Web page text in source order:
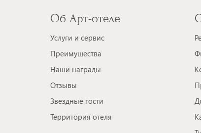
Об Арт-отеле
Услуги и сервис
Преимущества
Наши награды
Отзывы
Звездные гости
Территория отеля